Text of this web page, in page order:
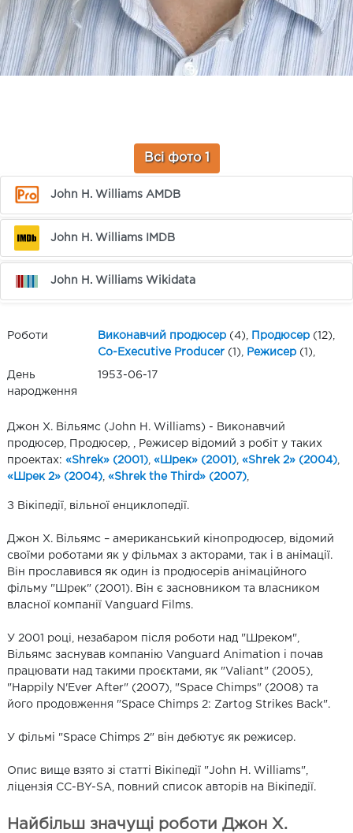
Всі фото 1
John H. Williams AMDB
John H. Williams IMDB
John H. Williams Wikidata
Роботи Виконавчий продюсер (4), Продюсер (12),
Co-Executive Producer (1), Режисер (1),
День
народження
1953-06-17
Джон Х. Вільямс (John H. Williams) - Виконавчий
продюсер, Продюсер, , Режисер відомий з робіт у таких
проектах: «Shrek» (2001) «Шрек» (2001) «Shrek 2» (2004)
«Шрек 2» (2004) «Shrek the Third» (2007)
З Вікіпедії, вільної енциклопедії.
Джон Х. Вільямс – американський кінопродюсер, відомий
своїми роботами як у фільмах з акторами, так і в анімації.
Він прославився як один із продюсерів анімаційного
фільму "Шрек" (2001). Він є засновником та власником
власної компанії Vanguard Films.
У 2001 році, незабаром після роботи над "Шреком",
Вільямс заснував компанію Vanguard Animation і почав
працювати над такими проєктами, як "Valiant" (2005),
"Happily N'Ever After" (2007), "Space Chimps" (2008) та
його продовження "Space Chimps 2: Zartog Strikes Back".
У фільмі "Space Chimps 2" він дебютує як режисер.
Опис вище взято зі статті Вікіпедії "John H. Williams",
ліцензія CC-BY-SA, повний список авторів на Вікіпедії.
Найбільш значущі роботи Джон Х.